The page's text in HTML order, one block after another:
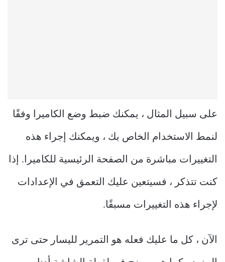
على سبيل المثال ، يمكنك ضبط وضع الكاميرا وفقًا
لنمط الاستخدام الخاص بك ، ويمكنك إجراء هذه
التغييرات مباشرة من الصفحة الرئيسية للكاميرا. إذا
كنت تتذكر ، فسيتعين عليك التعمق في الإعدادات
لإجراء هذه التغييرات مسبقًا.
الآن ، كل ما عليك فعله هو التمرير لليسار حتى ترى